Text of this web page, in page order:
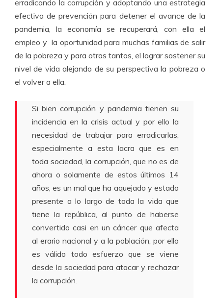
erradicando la corrupción y adoptando una estrategia
efectiva de prevención para detener el avance de la
pandemia, la economía se recuperará, con ella el
empleo y la oportunidad para muchas familias de salir
de la pobreza y para otras tantas, el lograr sostener su
nivel de vida alejando de su perspectiva la pobreza o
el volver a ella.
Si bien corrupción y pandemia tienen su
incidencia en la crisis actual y por ello la
necesidad de trabajar para erradicarlas,
especialmente a esta lacra que es en
toda sociedad, la corrupción, que no es de
ahora o solamente de estos últimos 14
años, es un mal que ha aquejado y estado
presente a lo largo de toda la vida que
tiene la república, al punto de haberse
convertido casi en un cáncer que afecta
al erario nacional y a la población, por ello
es válido todo esfuerzo que se viene
desde la sociedad para atacar y rechazar
la corrupción.